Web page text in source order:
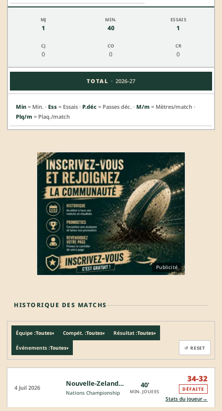
1 40 1
0 0 0
TOTAL · 2026-27
Min = Min. · Ess = Essais · P.déc = Passes déc. · M/m = Mètres/match ·
Plq/m = Plaq./match
Publicité
HISTORIQUE DES MATCHS
Équipe :Toutes▾ Compét. :Toutes▾ Résultat :Toutes▾
Événements :Toutes▾ ↺ RESET
4 Juil 2026 Nouvelle-Zelande - France
Nations Championship
40'
MIN. JOUEES
34-32
DÉFAITE
Stats du joueur→